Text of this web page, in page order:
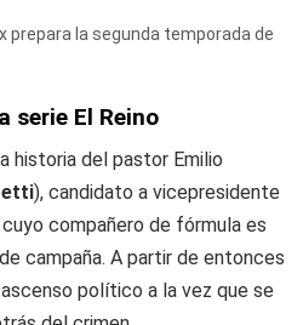
prepara la segunda temporada de
serie El Reino
historia del pastor Emilio
), candidato a vicepresidente
compañero de fórmula es
campaña. A partir de entonces
político a la vez que se